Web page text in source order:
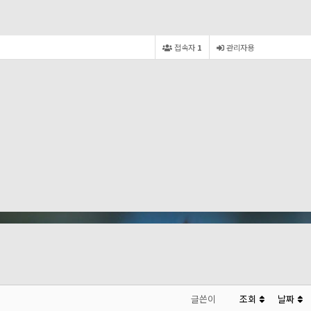
관리자용
접속자 1
글쓴이 조회 날짜